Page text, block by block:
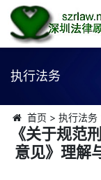
执行法务
首页 > 执行法务
《关于规范
意见》理解